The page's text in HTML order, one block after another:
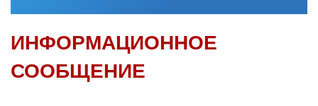
ИНФОРМАЦИОННОЕ
СООБЩЕНИЕ